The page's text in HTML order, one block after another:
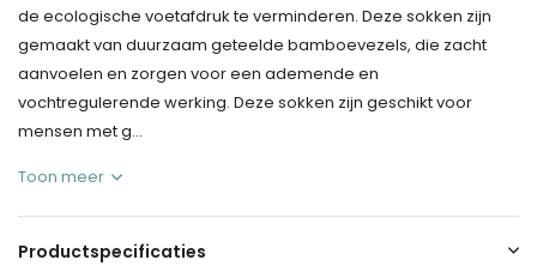
de ecologische voetafdruk te verminderen. Deze sokken zijn
gemaakt van duurzaam geteelde bamboevezels, die zacht
aanvoelen en zorgen voor een ademende en
vochtregulerende werking. Deze sokken zijn geschikt voor
mensen met g...
Toon meer
Productspecificaties